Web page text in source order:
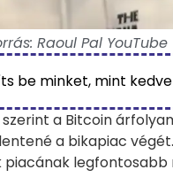
Raoul Pal YouTube
be minket, mint
a Bitcoin
a bikapiac
legfontosabb